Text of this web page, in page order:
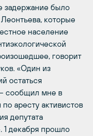
задержание было
которые
население
говорит
«Один из
остаться
сообщил мне в
аресту активистов
депутата
1 декабря прошло